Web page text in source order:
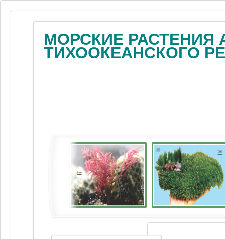
МОРСКИЕ РАСТЕНИЯ
ТИХООКЕАНСКОГО